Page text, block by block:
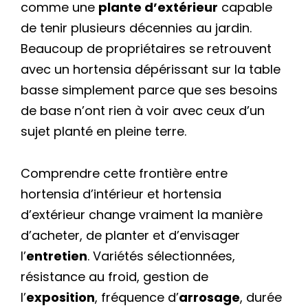
comme une plante d’extérieur capable
de tenir plusieurs décennies au jardin.
Beaucoup de propriétaires se retrouvent
avec un hortensia dépérissant sur la table
basse simplement parce que ses besoins
de base n’ont rien à voir avec ceux d’un
sujet planté en pleine terre.
Comprendre cette frontière entre
hortensia d’intérieur et hortensia
d’extérieur change vraiment la manière
d’acheter, de planter et d’envisager
l’entretien. Variétés sélectionnées,
résistance au froid, gestion de
l’exposition, fréquence d’arrosage, durée